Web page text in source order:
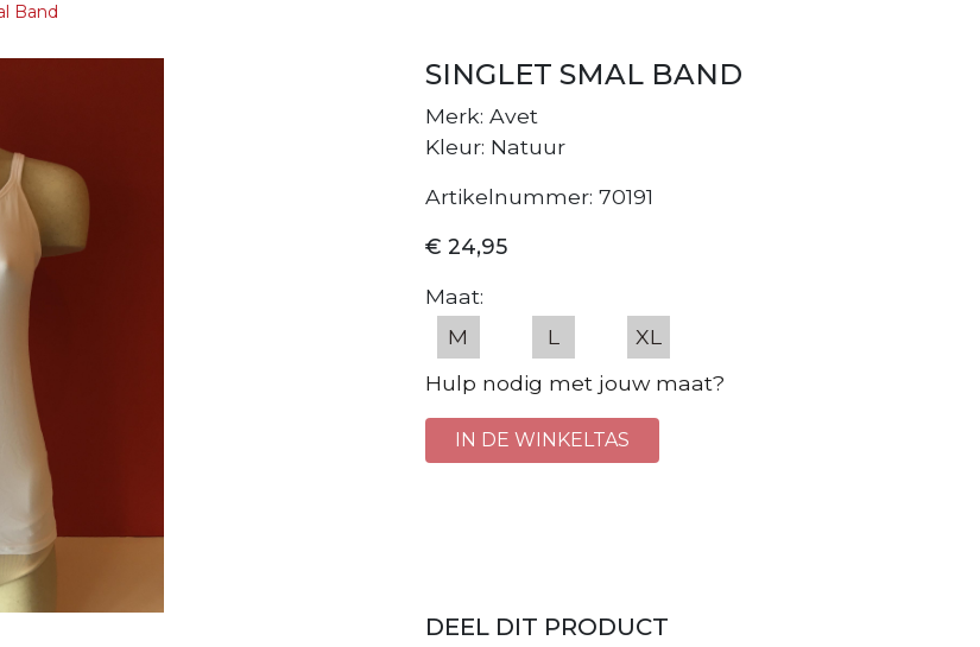
Band
SINGLET SMAL BAND
Merk: Avet
Kleur: Natuur
Artikelnummer: 70191
€ 24,95
Maat:
M
L
XL
Hulp nodig met jouw maat?
IN DE WINKELTAS
DEEL DIT PRODUCT